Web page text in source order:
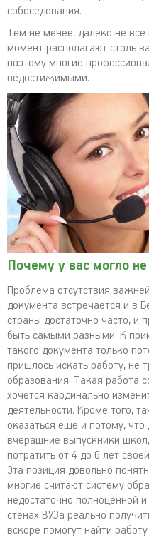
собеседования.
Тем не менее, далеко не
момент располагают столь
поэтому многие
недостижимыми.
Почему у вас могло
Проблема отсутствия
документа встречается и в
страны достаточно часто, и
быть самыми разными. К
такого документа только
пришлось искать работу, не
образования. Такая работа
хочется кардинально
деятельности. Кроме того,
оказаться еще и потому,
вчерашние выпускники
потратить от 4 до 6 лет
Эта позиция довольно
многие считают систему
недостаточно полноценной
стенах ВУЗа реально
вскоре помогут найти